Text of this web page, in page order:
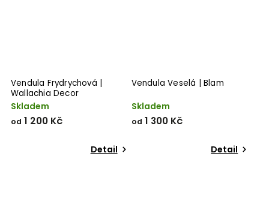
Vendula Frydrychová |
Wallachia Decor
Skladem
od 1 200 Kč
Detail
Vendula Veselá | Blam
Skladem
od 1 300 Kč
Detail